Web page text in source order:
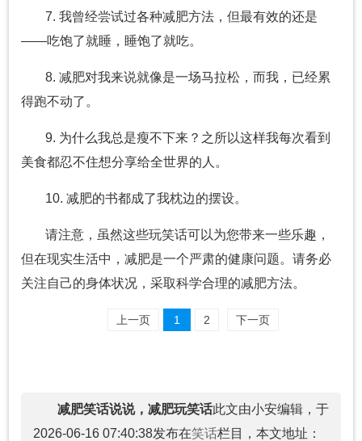
7. 我曾经尝试过各种减肥方法，但最有效的还是
——吃饱了就睡，睡饱了就吃。
8. 减肥对我来说就像是一场马拉松，而我，已经累
得跑不动了。
9. 为什么我总是瘦不下来？之所以这样我每次看到
美食都忍不住想分享给全世界的人。
10. 减肥的书都成了我枕边的摆设。
请注意，虽然这些玩笑话可以为您带来一些乐趣，
但在现实生活中，减肥是一个严肃的健康问题。请务必
关注自己的身体状况，采取科学合理的减肥方法。
上一页 1 2 下一页
减肥笑话说说，减肥玩笑话此文由小安编辑，于
2026-06-16 07:40:38发布在笑话栏目，本文地址：